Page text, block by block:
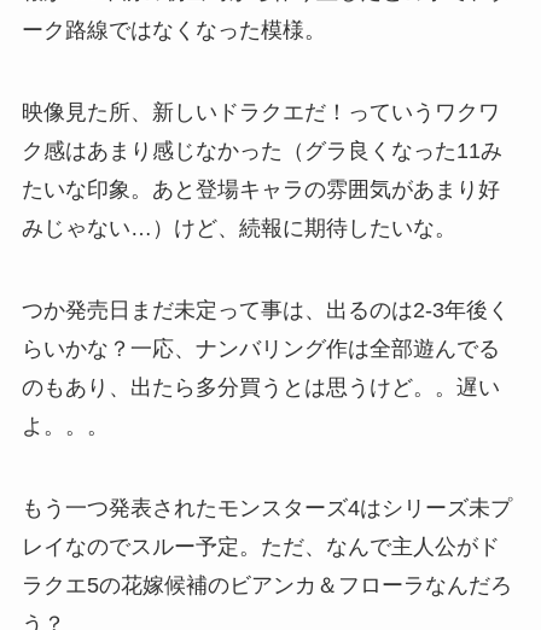
ーク路線ではなくなった模様。
映像見た所、新しいドラクエだ！っていうワクワ
ク感はあまり感じなかった（グラ良くなった11み
たいな印象。あと登場キャラの雰囲気があまり好
みじゃない…）けど、続報に期待したいな。
つか発売日まだ未定って事は、出るのは2-3年後く
らいかな？一応、ナンバリング作は全部遊んでる
のもあり、出たら多分買うとは思うけど。。遅い
よ。。。
もう一つ発表されたモンスターズ4はシリーズ未プ
レイなのでスルー予定。ただ、なんで主人公がド
ラクエ5の花嫁候補のビアンカ＆フローラなんだろ
う？